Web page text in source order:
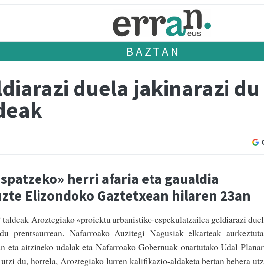
BAZTAN
duela jakinarazi
herri afaria eta gaualdia
Elizondoko Gaztetxean hilaren 23an
taldeak Aroztegiako «proiektu urbanistiko-espekulatzailea geldiarazi
pren­tsaurrean. Nafarroako Auzitegi Nagusiak elkarteak
eta aitzineko udalak eta Nafarroako Gobernuak onartutako Udal
utzi du, horrela, Aroztegiako lurren kalifikazio-aldaketa bertan behera